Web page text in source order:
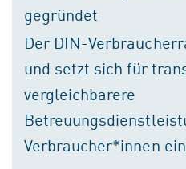
gegründet
Der DIN-
und setzt sich für
vergleichbarere
Verbraucher*innen